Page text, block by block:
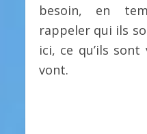
besoin, en
rappeler qui ils
ici, ce qu’ils
vont.